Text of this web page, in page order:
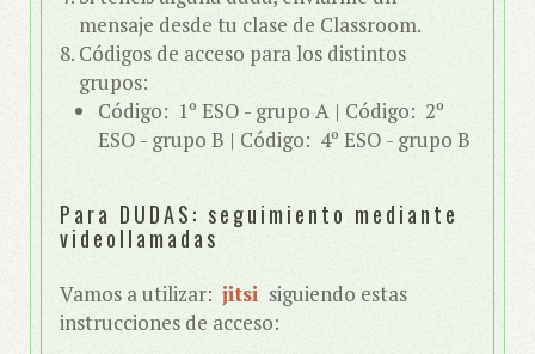
mensaje desde tu clase de Classroom.
Códigos de acceso para los distintos
grupos:
Código: 1º ESO - grupo A | Código: 2º
ESO - grupo B | Código: 4º ESO - grupo B
Para DUDAS: seguimiento mediante
videollamadas
Vamos a utilizar: jitsi siguiendo estas
instrucciones de acceso: